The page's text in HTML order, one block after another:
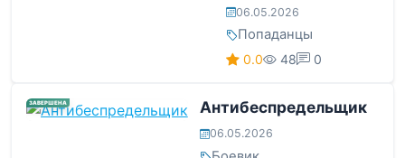
06.05.2026
Попаданцы
0.0 48 0
ЗАВЕРШЕНА Антибеспредельщик
06.05.2026